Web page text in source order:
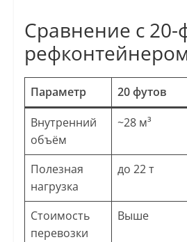
Сравнение с
Параметр 20 футов
Внутренний
объём
~28 м³
Полезная
нагрузка
до 22 т
Стоимость
перевозки
Выше